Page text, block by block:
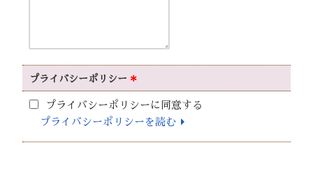
プライバシーポリシー ＊
プライバシーポリシーに同意する
プライバシーポリシーを読む